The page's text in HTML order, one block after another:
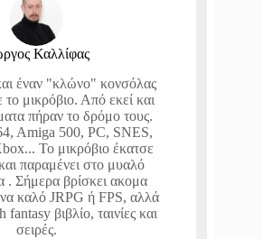
Καλλίφας
έναν "κλώνο" κονσόλας
μικρόβιο. Από εκεί και
πήραν το δρόμο τους.
Amiga 500, PC, SNES,
Το μικρόβιο έκατσε
παραμένει στο μυαλό
. Σήμερα βρίσκει ακομα
καλό JRPG ή FPS, αλλά
βιβλίο, ταινίες και
σειρές.